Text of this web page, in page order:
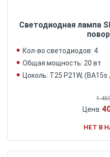
Светодиодная лампа
Кол-во светодиодов: 4
Общая мощность: 20 вт
Цоколь: Т25 P21W, (BA15s
1
Цена:
НЕТ В